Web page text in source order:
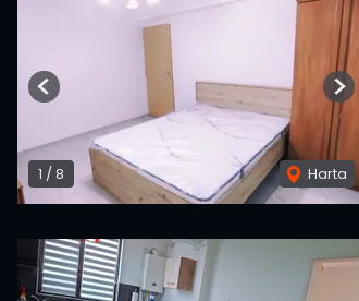
1 /8 Harta
Previous Next